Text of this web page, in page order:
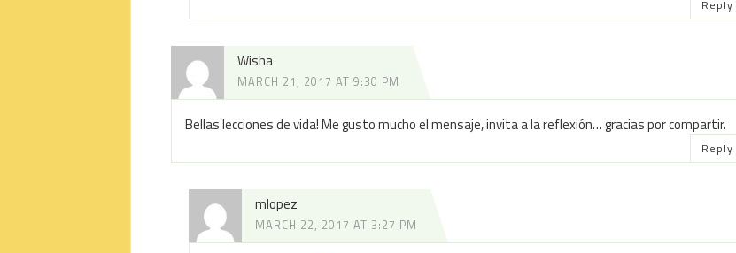
Reply
Wisha
MARCH 21, 2017 AT 9:30 PM
Bellas lecciones de vida! Me gusto mucho el mensaje, invita a la reflexión… gracias por compartir.
Reply
mlopez
MARCH 22, 2017 AT 3:27 PM